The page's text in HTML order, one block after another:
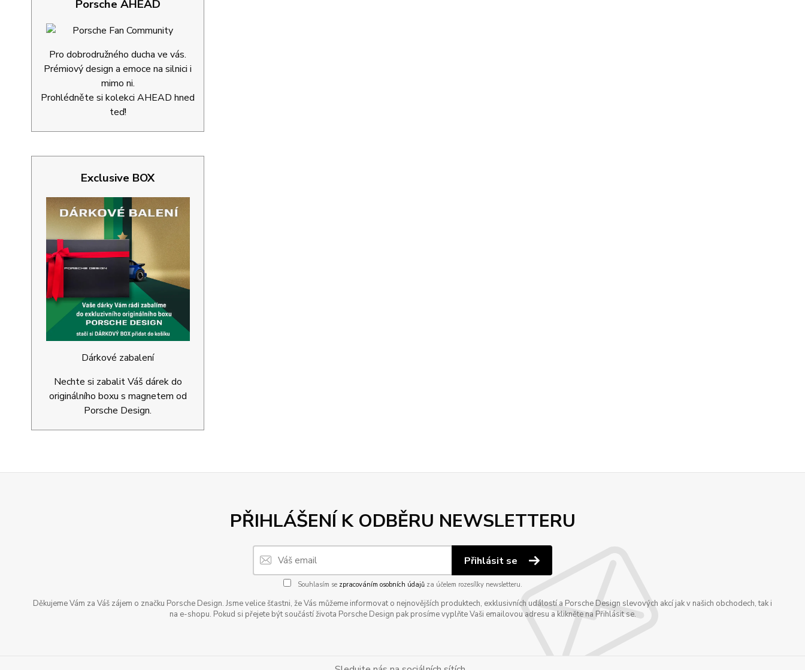
Porsche AHEAD
Pro dobrodružného ducha ve vás.
Prémiový design a emoce na silnici i
mimo ni.
Prohlédněte si kolekci AHEAD hned
teď!
Exclusive BOX
Dárkové zabalení
Nechte si zabalit Váš dárek do
originálního boxu s magnetem od
Porsche Design.
PŘIHLÁŠENÍ K ODBĚRU NEWSLETTERU
Přihlásit se
Souhlasím se zpracováním osobních údajůza účelem rozesílky newsletteru.
Děkujeme Vám za Váš zájem o značku Porsche Design. Jsme velice šťastni, že Vás můžeme informovat o nejnovějších produktech, exklusivních událostí a Porsche Design slevových akcí jak v našich obchodech, tak i
na e-shopu. Pokud si přejete být součástí života Porsche Design pak prosíme vyplňte Vaši emailovou adresu a klikněte na Přihlásit se.